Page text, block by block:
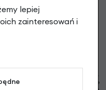
celu przeczytajpolitykę prywatności
są RoweryStylowe.pl (50-028 Wrocław,
713 432 029. Podany przez Ciebie
lepiej
zainteresowań i